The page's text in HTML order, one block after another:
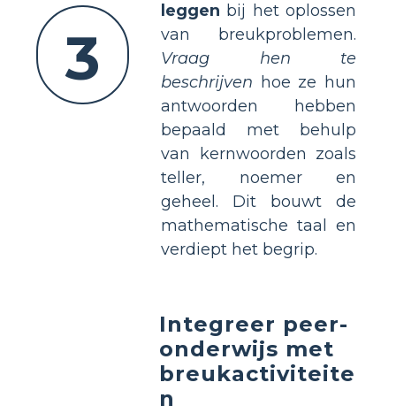
3
leggen bij het oplossen
van breukproblemen.
Vraag hen te
beschrijven hoe ze hun
antwoorden hebben
bepaald met behulp
van kernwoorden zoals
teller, noemer en
geheel. Dit bouwt de
mathematische taal en
verdiept het begrip.
Integreer peer-
onderwijs met
breukactiviteite
n